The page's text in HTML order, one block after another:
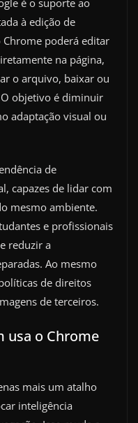
à edição de
Chrome poderá editar
na página,
o arquivo, baixar ou
objetivo é diminuir
adaptação visual ou
de
capazes de lidar com
mesmo ambiente.
e profissionais
reduzir a
Ao mesmo
de direitos
de terceiros.
usa o Chrome
mais um atalho
inteligência